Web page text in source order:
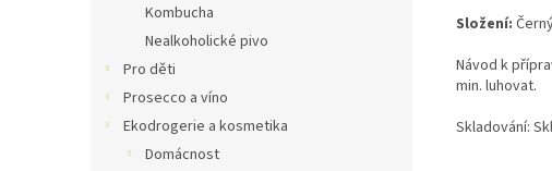
Kombucha
Nealkoholické pivo
Pro děti
Prosecco a víno
Ekodrogerie a kosmetika
Domácnost
Složení:
Návod k
min. luhovat.
Skladování: